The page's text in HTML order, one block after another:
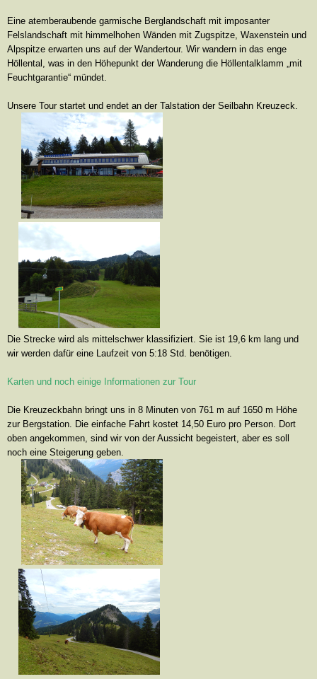
Eine atemberaubende garmische Berglandschaft mit imposanter
Felslandschaft mit himmelhohen Wänden mit Zugspitze, Waxenstein und
Alpspitze erwarten uns auf der Wandertour. Wir wandern in das enge
Höllental, was in den Höhepunkt der Wanderung die Höllentalklamm „mit
Feuchtgarantie“ mündet.
Unsere Tour startet und endet an der Talstation der Seilbahn Kreuzeck.
Die Strecke wird als mittelschwer klassifiziert. Sie ist 19,6 km lang und
wir werden dafür eine Laufzeit von 5:18 Std. benötigen.
Karten und noch einige Informationen zur Tour
Die Kreuzeckbahn bringt uns in 8 Minuten von 761 m auf 1650 m Höhe
zur Bergstation. Die einfache Fahrt kostet 14,50 Euro pro Person. Dort
oben angekommen, sind wir von der Aussicht begeistert, aber es soll
noch eine Steigerung geben.